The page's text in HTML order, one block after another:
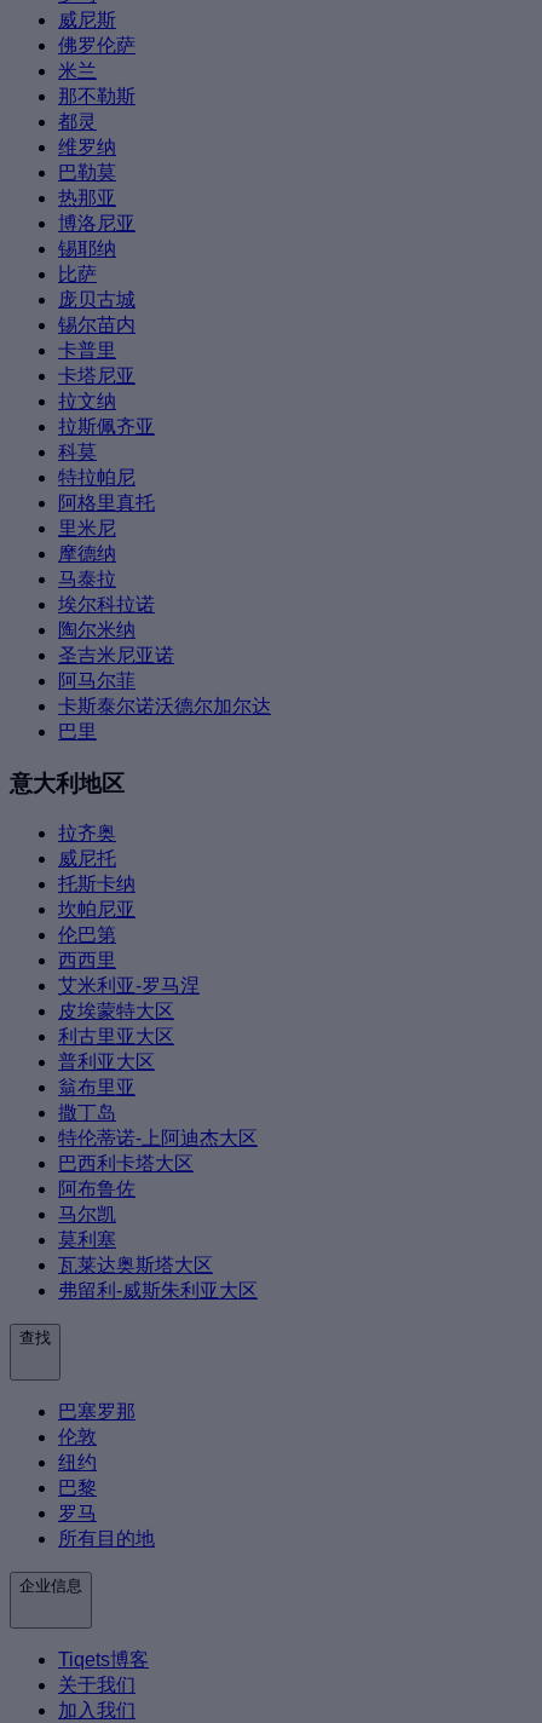
威尼斯
佛罗伦萨
米兰
那不勒斯
都灵
维罗纳
巴勒莫
热那亚
博洛尼亚
锡耶纳
比萨
庞贝古城
锡尔苗内
卡普里
卡塔尼亚
拉文纳
拉斯佩齐亚
科莫
特拉帕尼
阿格里真托
里米尼
摩德纳
马泰拉
埃尔科拉诺
陶尔米纳
圣吉米尼亚诺
阿马尔菲
卡斯泰尔诺沃德尔加尔达
巴里
意大利地区
拉齐奥
威尼托
托斯卡纳
坎帕尼亚
伦巴第
西西里
艾米利亚-罗马涅
皮埃蒙特大区
利古里亚大区
普利亚大区
翁布里亚
撒丁岛
特伦蒂诺-上阿迪杰大区
巴西利卡塔大区
阿布鲁佐
马尔凯
莫利塞
瓦莱达奥斯塔大区
弗留利-威斯朱利亚大区
查找
巴塞罗那
伦敦
纽约
巴黎
罗马
所有目的地
企业信息
Tiqets博客
关于我们
加入我们